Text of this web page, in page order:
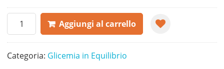
Betasulin
quantità
Aggiungi al carrello
Categoria: Glicemia in Equilibrio